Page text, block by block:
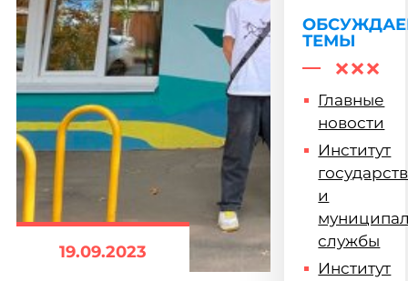
19.09.2023
ТЕМЫ
Главные
новости
Институт
и
службы
Институт